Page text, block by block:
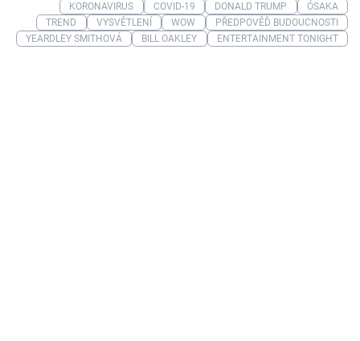
KORONAVIRUS COVID-19 DONALD TRUMP
ÓSAKA
TREND
VYSVĚTLENÍ WOW
PŘEDPOVĚĎ BUDOUCNOSTI
YEARDLEY SMITHOVÁ
BILL OAKLEY ENTERTAINMENT TONIGHT